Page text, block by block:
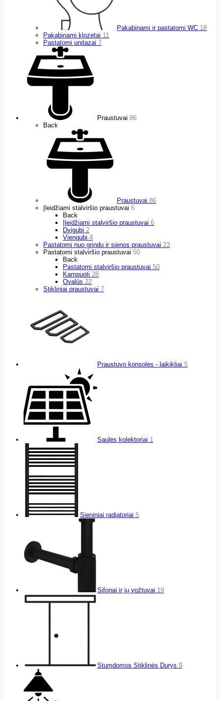
Pakabinami ir pastatomi WC 18
Pakabinami klozetai 11
Pastatomi unitazai 7
Praustuvai 86
Back
Praustuvai 86
Įleidžiami stalviršio praustuvai 6
Back
Įleidžiami stalviršio praustuvai 6
Dvigubi 2
Viengubi 4
Pastatomi nuo grindu ir sienos praustuvai 23
Pastatomi stalviršio praustuvai 50
Back
Pastatomi stalviršio praustuvai 50
Kampuoti 28
Ovalūs 22
Stikliniai praustuvai 7
Praustuvo konsolės - laikikliai 5
Saulės kolektoriai 1
Sieniniai radiatoriai 5
Sifonai ir jų vožtuvai 19
Stumdomos Stiklinės Durys 9